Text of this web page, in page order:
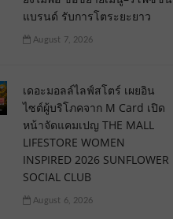
แบรนด์ รับการโตระยะยาว
August 7, 2026
เดอะมอลล์ไลฟ์สโตร์ เผยอิน
ไซต์ผู้บริโภคจาก M Card เปิด
หน้าจัดแคมเปญ THE MALL
LIFESTORE WOMEN
INSPIRED 2026 SUNFLOWER
SOCIAL CLUB
August 6, 2026